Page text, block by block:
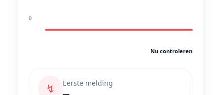
0
Nu controleren
↯
Eerste melding